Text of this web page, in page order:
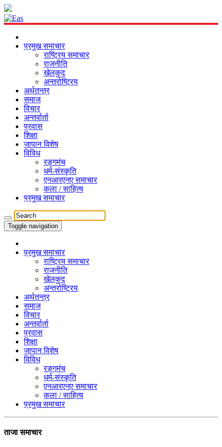
प्रमुख समाचार
राष्ट्रिय समाचार
राजनीति
खेलकुद
अन्तर्राष्ट्रिय
अर्थतन्त्र
समाज
विचार
अन्तर्वार्ता
प्रवास
शिक्षा
जापान विशेष
विविध
रङ्गमंच
धर्म-संस्कृति
एनआरएनए समाचार
कला / साहित्य
प्रमुख समाचार
Toggle navigation
प्रमुख समाचार
राष्ट्रिय समाचार
राजनीति
खेलकुद
अन्तर्राष्ट्रिय
अर्थतन्त्र
समाज
विचार
अन्तर्वार्ता
प्रवास
शिक्षा
जापान विशेष
विविध
रङ्गमंच
धर्म-संस्कृति
एनआरएनए समाचार
कला / साहित्य
प्रमुख समाचार
ताजा समाचार